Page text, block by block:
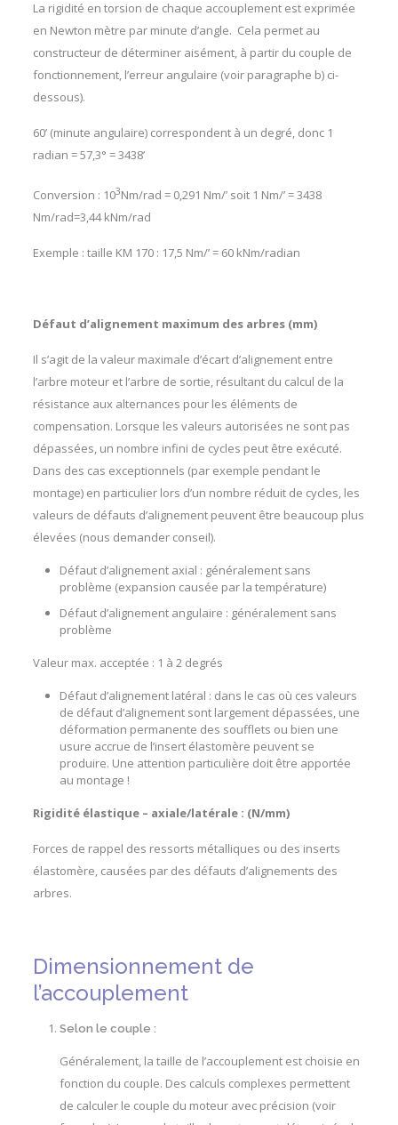
La rigidité en torsion de chaque accouplement est exprimée
en Newton mètre par minute d’angle. Cela permet au
constructeur de déterminer aisément, à partir du couple de
fonctionnement, l’erreur angulaire (voir paragraphe b) ci-
dessous).
60’ (minute angulaire) correspondent à un degré, donc 1
radian = 57,3° = 3438’
Conversion : 103Nm/rad = 0,291 Nm/’ soit 1 Nm/’ = 3438
Nm/rad=3,44 kNm/rad
Exemple : taille KM 170 : 17,5 Nm/’ = 60 kNm/radian
Défaut d’alignement maximum des arbres (mm)
Il s’agit de la valeur maximale d’écart d’alignement entre
l’arbre moteur et l’arbre de sortie, résultant du calcul de la
résistance aux alternances pour les éléments de
compensation. Lorsque les valeurs autorisées ne sont pas
dépassées, un nombre infini de cycles peut être exécuté.
Dans des cas exceptionnels (par exemple pendant le
montage) en particulier lors d’un nombre réduit de cycles, les
valeurs de défauts d’alignement peuvent être beaucoup plus
élevées (nous demander conseil).
Défaut d’alignement axial : généralement sans
problème (expansion causée par la température)
Défaut d’alignement angulaire : généralement sans
problème
Valeur max. acceptée : 1 à 2 degrés
Défaut d’alignement latéral : dans le cas où ces valeurs
de défaut d’alignement sont largement dépassées, une
déformation permanente des soufflets ou bien une
usure accrue de l’insert élastomère peuvent se
produire. Une attention particulière doit être apportée
au montage !
Rigidité élastique – axiale/latérale : (N/mm)
Forces de rappel des ressorts métalliques ou des inserts
élastomère, causées par des défauts d’alignements des
arbres.
Dimensionnement de
l’accouplement
Selon le couple :
Généralement, la taille de l’accouplement est choisie en
fonction du couple. Des calculs complexes permettent
de calculer le couple du moteur avec précision (voir